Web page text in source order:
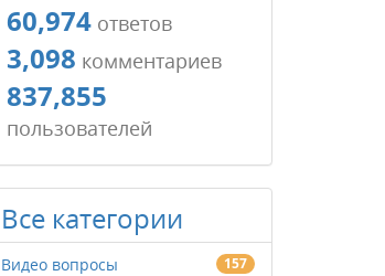
60,974ответов
3,098 комментариев
837,855
пользователей
Все категории
Видео вопросы 157